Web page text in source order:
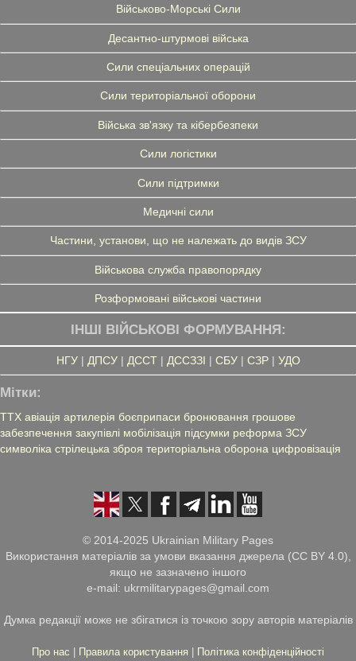
Військово-Морські Сили
Десантно-штурмові війська
Сили спеціальних операцій
Сили територіальної оборони
Війська зв'язку та кібербезпеки
Сили логістики
Сили підтримки
Медичні сили
Частини, установи, що не належать до видів ЗСУ
Військова служба правопорядку
Розформовані військові частини
ІНШІ ВІЙСЬКОВІ ФОРМУВАННЯ:
НГУ| ДПСУ| ДССТ| ДССЗЗІ | СБУ| СЗР| УДО
Мітки:
ТТХ авіація артилерія боєприпаси бронювання грошове
забезпечення закупівлі мобілізація підсумки реформа ЗСУ
символіка стрілецька зброя територіальна оборона цифровізація
© 2014-2025 Ukrainian Military Pages
Використання матеріалів за умови вказання джерела (CC BY 4.0),
якщо не зазначено іншого
e-mail: ukrmilitarypages@gmail.com
Думка редакції може не збігатися із точкою зору авторів матеріалів
Про нас Правила користування Політика конфіденційності